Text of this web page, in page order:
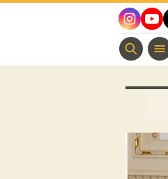
youtube
instagram
منوعات مسيحية